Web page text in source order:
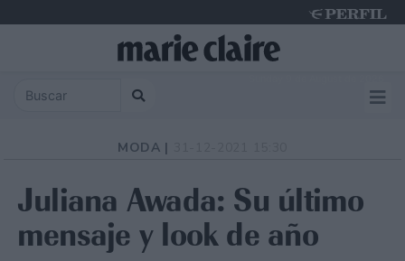
MODA |
Juliana Awada: Su último
mensaje y look de año